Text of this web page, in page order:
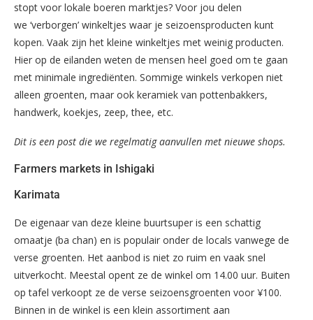
stopt voor lokale boeren marktjes? Voor jou delen
we ‘verborgen’ winkeltjes waar je seizoensproducten kunt
kopen. Vaak zijn het kleine winkeltjes met weinig producten.
Hier op de eilanden weten de mensen heel goed om te gaan
met minimale ingrediënten. Sommige winkels verkopen niet
alleen groenten, maar ook keramiek van pottenbakkers,
handwerk, koekjes, zeep, thee, etc.
Dit is een post die we regelmatig aanvullen met nieuwe shops.
Farmers markets in Ishigaki
Karimata
De eigenaar van deze kleine buurtsuper is een schattig
omaatje (ba chan) en is populair onder de locals vanwege de
verse groenten. Het aanbod is niet zo ruim en vaak snel
uitverkocht. Meestal opent ze de winkel om 14.00 uur. Buiten
op tafel verkoopt ze de verse seizoensgroenten voor ¥100.
Binnen in de winkel is een klein assortiment aan